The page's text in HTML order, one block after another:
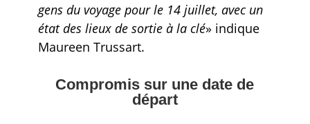
gens du voyage pour le 14 juillet, avec un
état des lieux de sortie à la clé» indique
Maureen Trussart.
Compromis sur une date de
départ